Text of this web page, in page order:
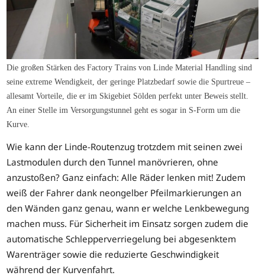
Die großen Stärken des Factory Trains von Linde Material Handling sind
seine extreme Wendigkeit, der geringe Platzbedarf sowie die Spurtreue –
allesamt Vorteile, die er im Skigebiet Sölden perfekt unter Beweis stellt.
An einer Stelle im Versorgungstunnel geht es sogar in S-Form um die
Kurve.
Wie kann der Linde-Routenzug trotzdem mit seinen zwei
Lastmodulen durch den Tunnel manövrieren, ohne
anzustoßen? Ganz einfach: Alle Räder lenken mit! Zudem
weiß der Fahrer dank neongelber Pfeilmarkierungen an
den Wänden ganz genau, wann er welche Lenkbewegung
machen muss. Für Sicherheit im Einsatz sorgen zudem die
automatische Schlepperverriegelung bei abgesenktem
Warenträger sowie die reduzierte Geschwindigkeit
während der Kurvenfahrt.